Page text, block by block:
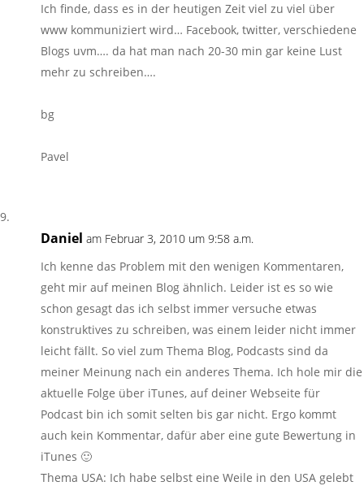
Ich finde, dass es in der heutigen Zeit viel zu viel über
www kommuniziert wird… Facebook, twitter, verschiedene
Blogs uvm…. da hat man nach 20-30 min gar keine Lust
mehr zu schreiben….
bg
Pavel
Daniel am Februar 3, 2010 um 9:58 a.m.
Ich kenne das Problem mit den wenigen Kommentaren,
geht mir auf meinen Blog ähnlich. Leider ist es so wie
schon gesagt das ich selbst immer versuche etwas
konstruktives zu schreiben, was einem leider nicht immer
leicht fällt. So viel zum Thema Blog, Podcasts sind da
meiner Meinung nach ein anderes Thema. Ich hole mir die
aktuelle Folge über iTunes, auf deiner Webseite für
Podcast bin ich somit selten bis gar nicht. Ergo kommt
auch kein Kommentar, dafür aber eine gute Bewertung in
iTunes 🙂
Thema USA: Ich habe selbst eine Weile in den USA gelebt